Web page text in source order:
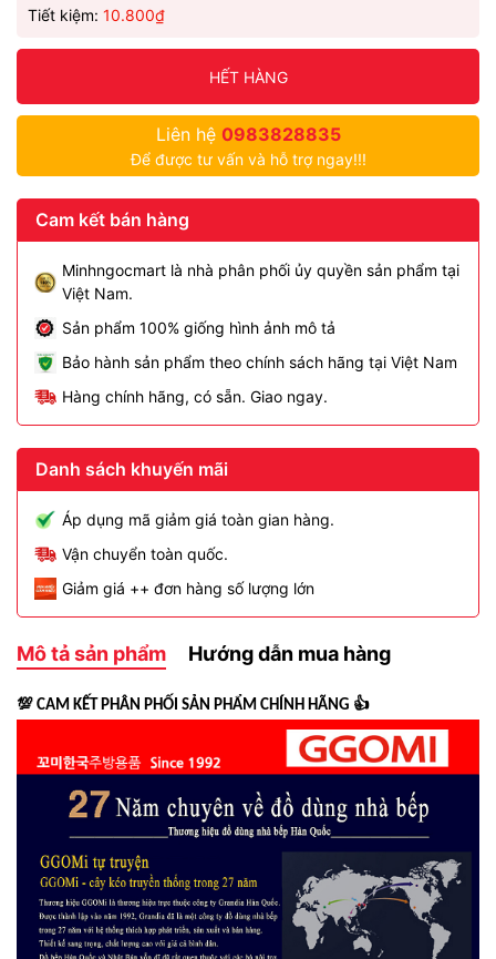
Tiết kiệm: 10.800₫
HẾT HÀNG
Liên hệ 0983828835
Để được tư vấn và hỗ trợ ngay!!!
Cam kết bán hàng
Minhngocmart là nhà phân phối ủy quyền sản phẩm tại
Việt Nam.
Sản phẩm 100% giống hình ảnh mô tả
Bảo hành sản phẩm theo chính sách hãng tại Việt Nam
Hàng chính hãng, có sẵn. Giao ngay.
Danh sách khuyến mãi
Áp dụng mã giảm giá toàn gian hàng.
Vận chuyển toàn quốc.
Giảm giá ++ đơn hàng số lượng lớn
Mô tả sản phẩm Hướng dẫn mua hàng
💯 CAM KẾT PHÂN PHỐI SẢN PHẨM CHÍNH HÃNG 👍